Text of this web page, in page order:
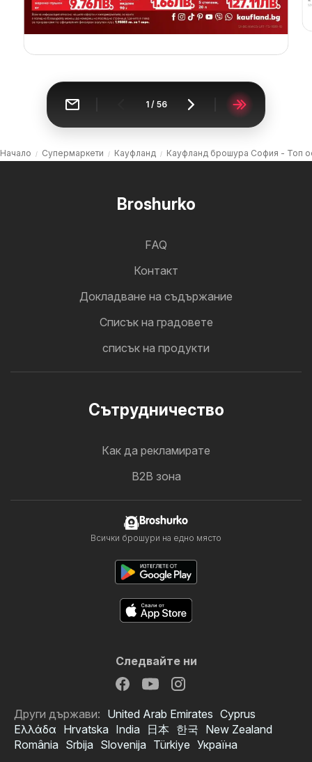
1/ 56
Начало Супермаркети Кауфланд Кауфланд брошура София - Топ
Broshurko
FAQ
Контакт
Докладване на съдържание
Cписък на градовете
списък на продукти
Cътрудничество
Как да рекламирате
B2B зона
Broshurko
Всички брошури на едно място
Следвайте ни
Други държави: United Arab Emirates Cyprus
Ελλάδα Hrvatska India 日本 한국 New Zealand
România Srbija Slovenija Türkiye Україна